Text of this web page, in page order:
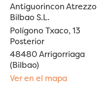
Antiguorincon Atrezzo
Bilbao S.L.
Polígono Txaco, 13
Posterior
48480 Arrigorriaga
(Bilbao)
Ver en el mapa